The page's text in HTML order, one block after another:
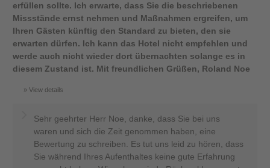
erfüllen sollte. Ich erwarte, dass Sie die beschriebenen
Missstände ernst nehmen und Maßnahmen ergreifen, um
Ihren Gästen künftig den Standard zu bieten, den sie
erwarten dürfen. Ich kann das Hotel nicht empfehlen und
werde auch nicht wieder dort übernachten solange es in
diesem Zustand ist. Mit freundlichen Grüßen, Roland Noe
View details
Sehr geehrter Herr Noe, danke, dass Sie bei uns
waren und sich die Zeit genommen haben, eine
Bewertung zu schreiben. Es tut uns leid zu hören, dass
Sie während Ihres Aufenthaltes keine gute Erfahrung